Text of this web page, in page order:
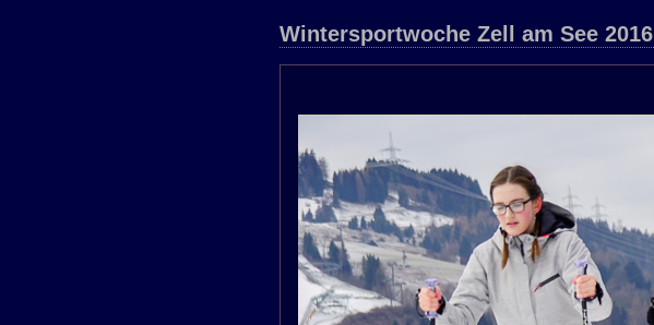
Wintersportwoche Zell am See 2016